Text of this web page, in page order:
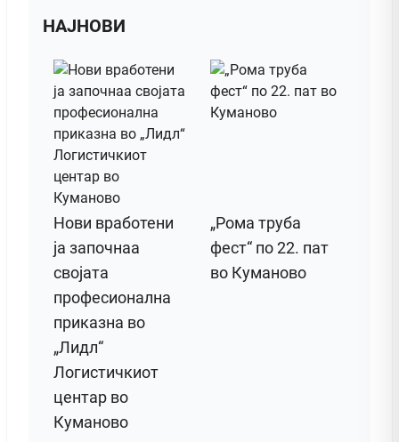
НАЈНОВИ
Нови вработени
ја започнаа
својата
професионална
приказна во
„Лидл“
Логистичкиот
центар во
Куманово
„Рома труба
фест“ по 22. пат
во Куманово